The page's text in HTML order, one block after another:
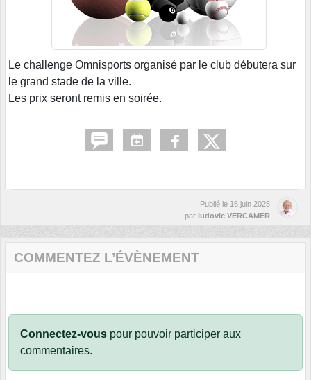
Le challenge Omnisports organisé par le club débutera sur
le grand stade de la ville.
Les prix seront remis en soirée.
Publié le 16 juin 2025
par ludovic VERCAMER
COMMENTEZ L’ÉVÈNEMENT
Connectez-vous pour pouvoir participer aux
commentaires.